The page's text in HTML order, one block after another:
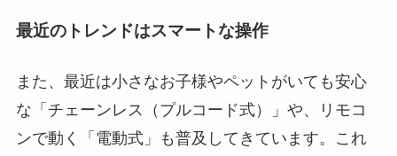
最近のトレンドはスマートな操作
また、最近は小さなお子様やペットがいても安心
な「チェーンレス（プルコード式）」や、リモコ
ンで動く「電動式」も普及してきています。これ